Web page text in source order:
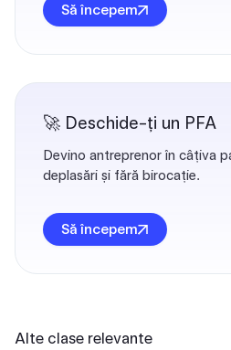
Alte clase relevante
Să începem
🚀 Deschide-ți un PFA
Devino antreprenor în câțiva
deplasări și fără birocație.
Să începem